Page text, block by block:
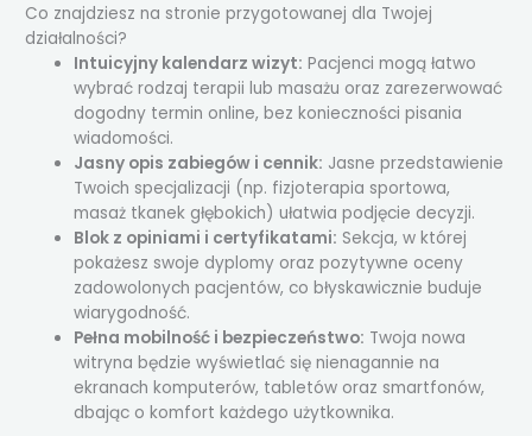
Co znajdziesz na stronie przygotowanej dla Twojej
działalności?
Intuicyjny kalendarz wizyt: Pacjenci mogą łatwo
wybrać rodzaj terapii lub masażu oraz zarezerwować
dogodny termin online, bez konieczności pisania
wiadomości.
Jasny opis zabiegów i cennik: Jasne przedstawienie
Twoich specjalizacji (np. fizjoterapia sportowa,
masaż tkanek głębokich) ułatwia podjęcie decyzji.
Blok z opiniami i certyfikatami: Sekcja, w której
pokażesz swoje dyplomy oraz pozytywne oceny
zadowolonych pacjentów, co błyskawicznie buduje
wiarygodność.
Pełna mobilność i bezpieczeństwo: Twoja nowa
witryna będzie wyświetlać się nienagannie na
ekranach komputerów, tabletów oraz smartfonów,
dbając o komfort każdego użytkownika.